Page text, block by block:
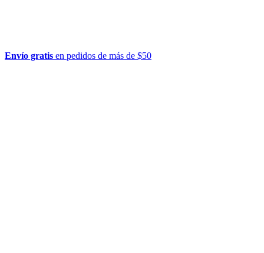
Envío gratis en pedidos de más de $50